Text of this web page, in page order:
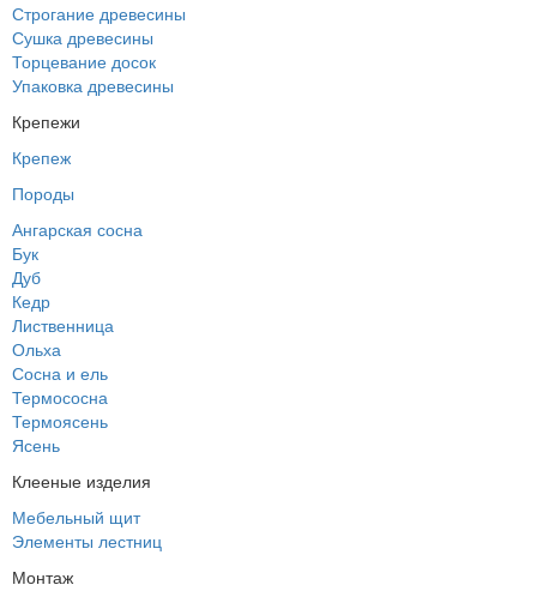
Строгание древесины
Сушка древесины
Торцевание досок
Упаковка древесины
Крепежи
Крепеж
Породы
Ангарская сосна
Бук
Дуб
Кедр
Лиственница
Ольха
Сосна и ель
Термососна
Термоясень
Ясень
Клееные изделия
Мебельный щит
Элементы лестниц
Монтаж